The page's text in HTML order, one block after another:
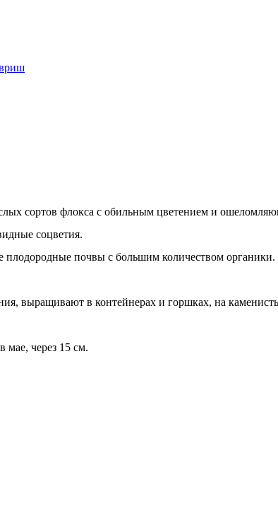
сортов флокса с обильным цветением и
соцветия.
плодородные почвы с большим количеством органики.
выращивают в контейнерах и горшках, на
мае, через 15 см.